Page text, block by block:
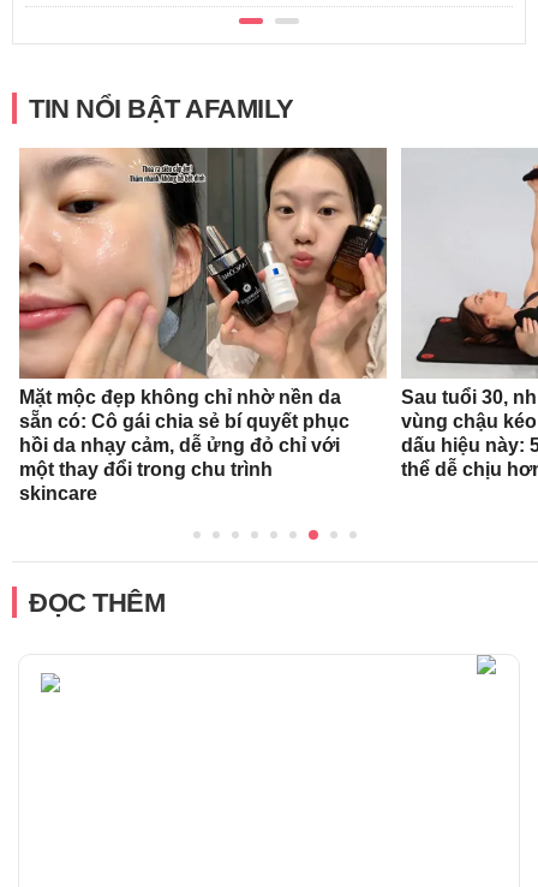
TIN NỔI BẬT AFAMILY
Mặt mộc đẹp không chỉ nhờ nền da
sẵn có: Cô gái chia sẻ bí quyết phục
hồi da nhạy cảm, dễ ửng đỏ chỉ với
một thay đổi trong chu trình
skincare
Sau tuổi 30,
vùng chậu
dấu hiệu này:
thể dễ chịu
ĐỌC THÊM